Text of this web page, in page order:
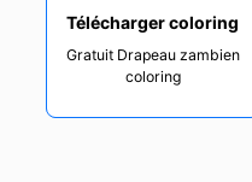
Télécharger coloring
Gratuit Drapeau zambien
coloring